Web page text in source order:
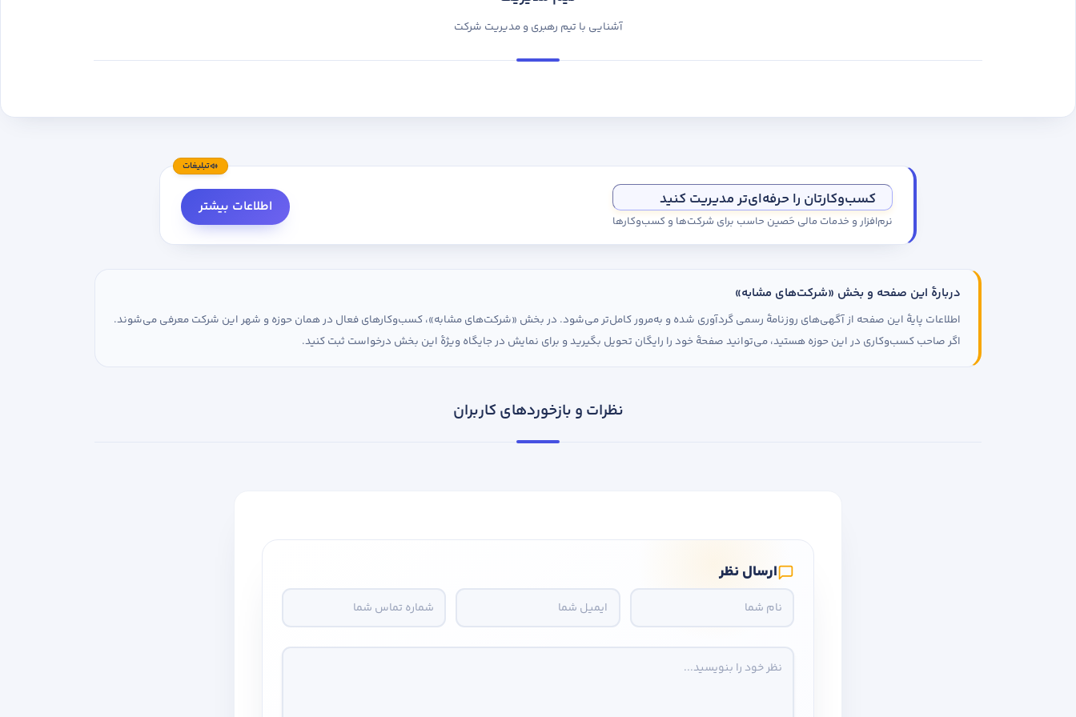
آشنایی با تیم رهبری و مدیریت شرکت
تبلیغات
کسب‌وکارتان را حرفه‌ای‌تر مدیریت کنید
نرم‌افزار و خدمات مالی حَصین حاسب برای شرکت‌ها و کسب‌وکارها
اطلاعات بیشتر
دربارهٔ این صفحه و بخش «شرکت‌های مشابه»
اطلاعات پایهٔ این صفحه از آگهی‌های روزنامهٔ رسمی گردآوری شده و به‌مرور کامل‌تر می‌شود. در بخش «شرکت‌های مشابه»، کسب‌وکارهای فعال در همان حوزه و شهر این شرکت معرفی می‌شوند.
اگر صاحب کسب‌وکاری در این حوزه هستید، می‌توانید صفحهٔ خود را رایگان تحویل بگیرید و برای نمایش در جایگاه ویژهٔ این بخش درخواست ثبت کنید.
نظرات و بازخوردهای کاربران
ارسال نظر